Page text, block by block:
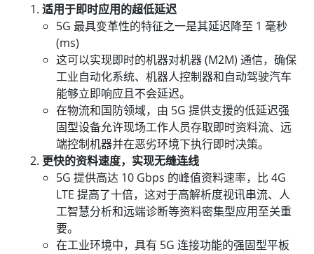
适用于即时应用的超低延迟
5G 最具变革性的特征之一是其延迟降至 1 毫秒
(ms)
这可以实现即时的机器对机器 (M2M) 通信，确保
工业自动化系统、机器人控制器和自动驾驶汽车
能够立即响应且不会延迟。
在物流和国防领域，由 5G 提供支援的低延迟强
固型设备允许现场工作人员存取即时资料流、远
端控制机器并在恶劣环境下执行即时决策。
更快的资料速度，实现无缝连线
5G 提供高达 10 Gbps 的峰值资料速率，比 4G
LTE 提高了十倍，这对于高解析度视讯串流、人
工智慧分析和远端诊断等资料密集型应用至关重
要。
在工业环境中，具有 5G 连接功能的强固型平板